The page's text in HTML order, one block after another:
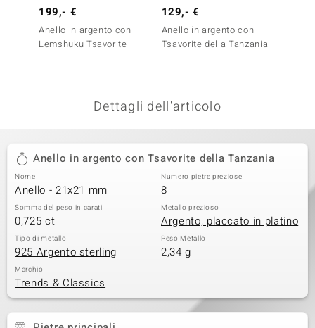
199,- €
Anello in argento con
Lemshuku Tsavorite
129,- €
Anello in argento con
Tsavorite della Tanzania
Dettagli dell'articolo
Anello in argento con Tsavorite della Tanzania
Nome
Anello - 21x21 mm
Numero pietre preziose
8
Somma del peso in carati
0,725 ct
Metallo prezioso
Argento, placcato in platino
Tipo di metallo
925 Argento sterling
Peso Metallo
2,34 g
Marchio
Trends & Classics